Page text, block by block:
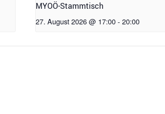
MYOÖ-Stammtisch
27. August 2026 @ 17:00 - 20:00